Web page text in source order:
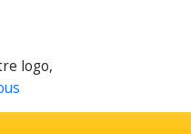
logo,